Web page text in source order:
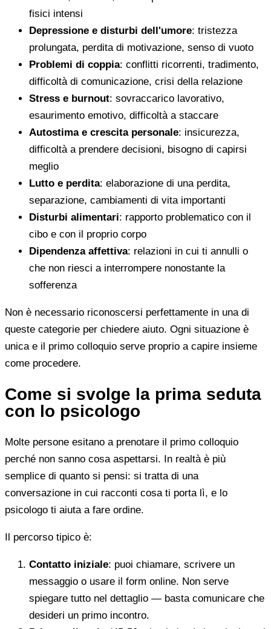
fisici intensi
Depressione e disturbi dell'umore: tristezza
prolungata, perdita di motivazione, senso di vuoto
Problemi di coppia: conflitti ricorrenti, tradimento,
difficoltà di comunicazione, crisi della relazione
Stress e burnout: sovraccarico lavorativo,
esaurimento emotivo, difficoltà a staccare
Autostima e crescita personale: insicurezza,
difficoltà a prendere decisioni, bisogno di capirsi
meglio
Lutto e perdita: elaborazione di una perdita,
separazione, cambiamenti di vita importanti
Disturbi alimentari: rapporto problematico con il
cibo e con il proprio corpo
Dipendenza affettiva: relazioni in cui ti annulli o
che non riesci a interrompere nonostante la
sofferenza
Non è necessario riconoscersi perfettamente in una di
queste categorie per chiedere aiuto. Ogni situazione è
unica e il primo colloquio serve proprio a capire insieme
come procedere.
Come si svolge la prima seduta
con lo psicologo
Molte persone esitano a prenotare il primo colloquio
perché non sanno cosa aspettarsi. In realtà è più
semplice di quanto si pensi: si tratta di una
conversazione in cui racconti cosa ti porta lì, e lo
psicologo ti aiuta a fare ordine.
Il percorso tipico è:
Contatto iniziale: puoi chiamare, scrivere un
messaggio o usare il form online. Non serve
spiegare tutto nel dettaglio — basta comunicare che
desideri un primo incontro.